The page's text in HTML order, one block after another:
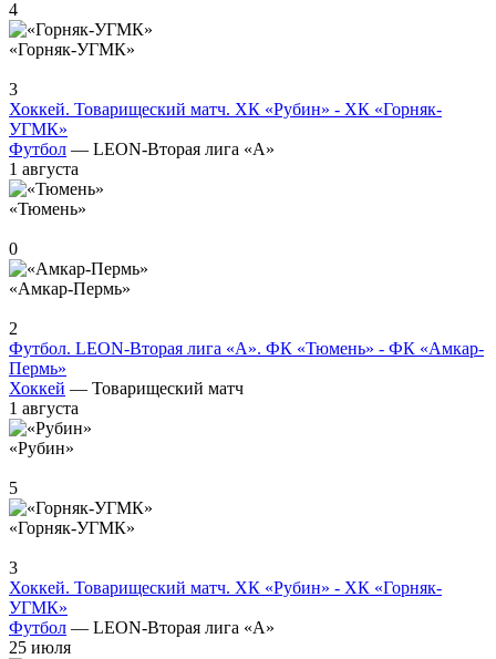
4
«Горняк-УГМК»
3
Хоккей. Товарищеский матч. ХК «Рубин» - ХК «Горняк-
УГМК»
Футбол — LEON-Вторая лига «А»
1 августа
«Тюмень»
0
«Амкар-Пермь»
2
Футбол. LEON-Вторая лига «А». ФК «Тюмень» - ФК «Амкар-
Пермь»
Хоккей — Товарищеский матч
1 августа
«Рубин»
5
«Горняк-УГМК»
3
Хоккей. Товарищеский матч. ХК «Рубин» - ХК «Горняк-
УГМК»
Футбол — LEON-Вторая лига «А»
25 июля